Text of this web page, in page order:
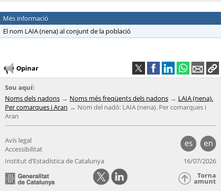
Més informació
El nom LAIA (nena) al conjunt de la població
Opinar
Sou aquí:
Noms dels nadons
Noms més freqüents dels nadons
LAIA (nena).
Per comarques i Aran
Nom del nadó: LAIA (nena). Per comarques i
Aran
es en
Avís legal
Accessibilitat
Institut d’Estadística de Catalunya
16/07/2026
Torna
amunt